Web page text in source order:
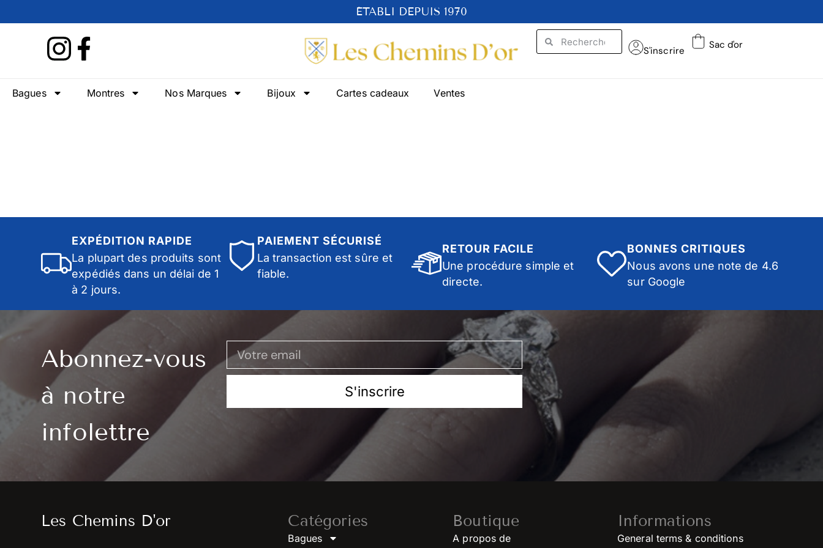
ÉTABLI DEPUIS 1970
S'inscrire Sac d'or
Bagues Montres Nos Marques Bijoux Cartes cadeaux Ventes
EXPÉDITION RAPIDE
La plupart des produits sont
expédiés dans un délai de 1
à 2 jours.
PAIEMENT SÉCURISÉ
La transaction est sûre et
fiable.
RETOUR FACILE
Une procédure simple et
directe.
BONNES CRITIQUES
Nous avons une note de 4.6
sur Google
Abonnez-vous
à notre
infolettre
S'inscrire
Les Chemins D'or Catégories
Bagues
Boutique
A propos de
Informations
General terms & conditions